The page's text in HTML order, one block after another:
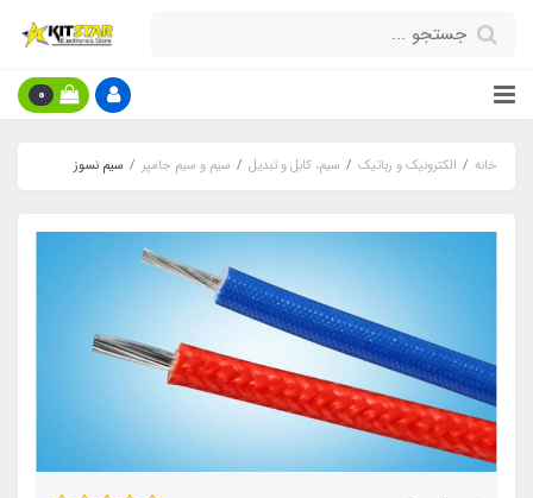
0
خانه الکترونیک و رباتیک سیم، کابل و تبدیل سیم و سیم جامپر سیم‌ نسوز